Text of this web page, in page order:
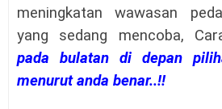
meningkatan wawasan
yang sedang mencoba,
pada bulatan di depan
menurut anda benar..!!